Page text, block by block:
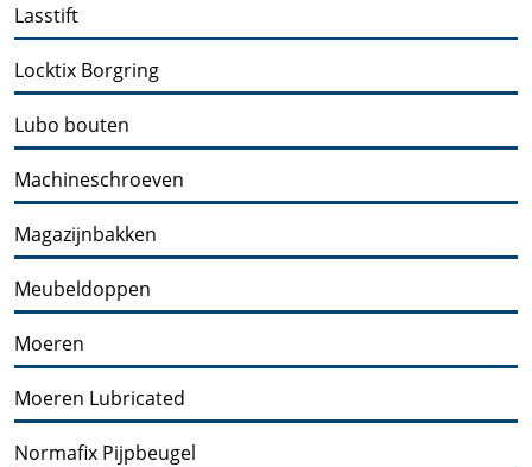
Lasstift
Locktix Borgring
Lubo bouten
Machineschroeven
Magazijnbakken
Meubeldoppen
Moeren
Moeren Lubricated
Normafix Pijpbeugel